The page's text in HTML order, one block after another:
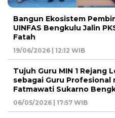
Bangun Ekosistem
UINFAS Bengkulu Jalin
Fatah
19/06/2026 | 12:12 WIB
Tujuh Guru MIN 1 Rejang
sebagai Guru Profesional
Fatmawati Sukarno
06/05/2026 | 17:57 WIB